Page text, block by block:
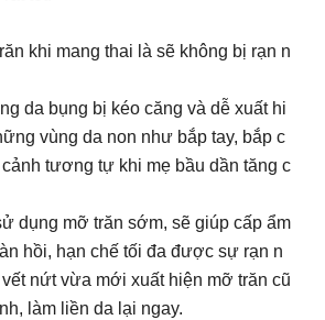
khi mang thai là sẽ không bị rạn n
da bụng bị kéo căng và dễ xuất hi
vùng da non như bắp tay, bắp c
tương tự khi mẹ bầu dần tăng c
dụng mỡ trăn sớm, sẽ giúp cấp ẩm
hồi, hạn chế tối đa được sự rạn n
nứt vừa mới xuất hiện mỡ trăn cũ
làm liền da lại ngay.